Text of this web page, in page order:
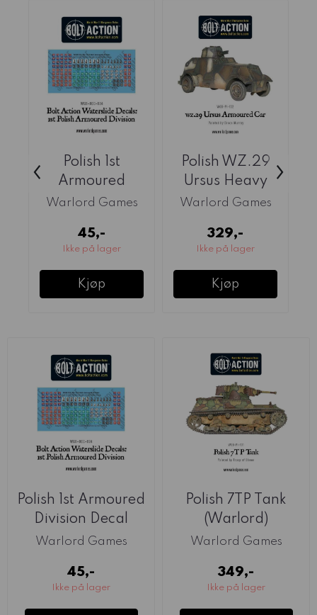
Polish 1st
Armoured
Division Decal
Warlord Games
45,-
Ikke på lager
Kjøp
Polish WZ.29
Ursus Heavy
Armoured Car
Warlord Games
329,-
Ikke på lager
Kjøp
‹ ›
Polish 1st Armoured
Division Decal
Sheet ...
Warlord Games
45,-
Ikke på lager
Polish 7TP Tank
(Warlord)
Warlord Games
349,-
Ikke på lager